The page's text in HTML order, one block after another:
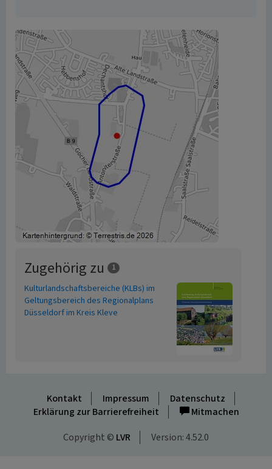
Zugehörig zu 1
Kulturlandschaftsbereiche (KLBs) im
Geltungsbereich des Regionalplans
Düsseldorf im Kreis Kleve
Kontakt Impressum
Datenschutz
Erklärung zur Barrierefreiheit
Mitmachen
Copyright © LVR Version: 4.52.0